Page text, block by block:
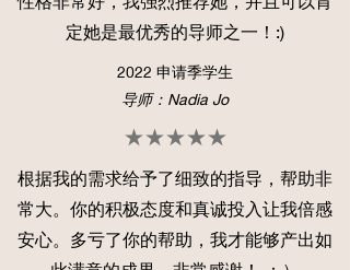
定她是最优秀的导师之一！:)
2022 申请季学生
导师：Nadia Jo
★★★★★
根据我的需求给予了细致的指导，帮助非
常大。你的积极态度和真诚投入让我倍感
安心。多亏了你的帮助，我才能够产出如